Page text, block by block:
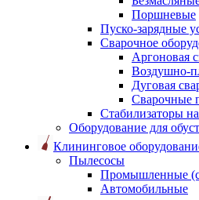
Поршневые
Пуско-зарядные
Сварочное
Аргоновая
Воздушно-
Дуговая
Сварочные
Стабилизаторы
Оборудование для
Клининговое
Пылесосы
Промышленные
Автомобильные